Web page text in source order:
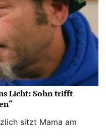
Licht: Sohn trifft
sitzt Mama am